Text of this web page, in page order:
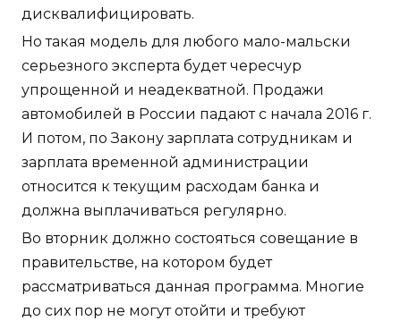
дисквалифицировать.
Но такая модель для любого мало-мальски
серьезного эксперта будет чересчур
упрощенной и неадекватной. Продажи
автомобилей в России падают с начала 2016 г.
И потом, по Закону зарплата сотрудникам и
зарплата временной администрации
относится к текущим расходам банка и
должна выплачиваться регулярно.
Во вторник должно состояться совещание в
правительстве, на котором будет
рассматриваться данная программа. Многие
до сих пор не могут отойти и требуют